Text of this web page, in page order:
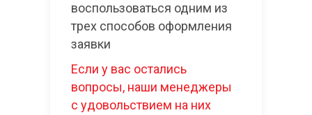
воспользоваться одним из
трех способов оформления
заявки
Если у вас остались
вопросы, наши менеджеры
с удовольствием на них